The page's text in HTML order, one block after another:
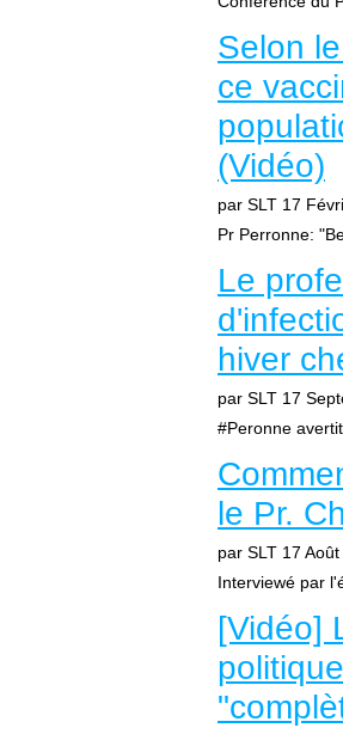
Selon
ce
(Vidéo)
par SLT 17
Pr Perronne:
Le
hiver
par SLT 17
#Peronne
le Pr.
par SLT 17
Interviewé par
[Vidéo]